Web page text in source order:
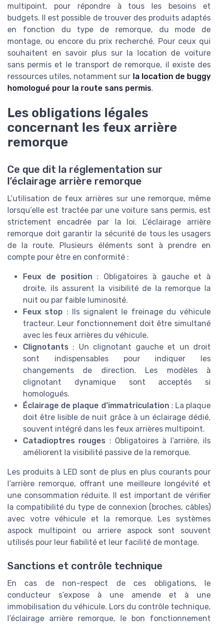
multipoint, pour répondre à tous les besoins et
budgets. Il est possible de trouver des produits adaptés
en fonction du type de remorque, du mode de
montage, ou encore du prix recherché. Pour ceux qui
souhaitent en savoir plus sur la location de voiture
sans permis et le transport de remorque, il existe des
ressources utiles, notamment sur la location de buggy
homologué pour la route sans permis.
Les obligations légales
concernant les feux arrière
remorque
Ce que dit la réglementation sur
l’éclairage arrière remorque
L’utilisation de feux arrières sur une remorque, même
lorsqu’elle est tractée par une voiture sans permis, est
strictement encadrée par la loi. L’éclairage arrière
remorque doit garantir la sécurité de tous les usagers
de la route. Plusieurs éléments sont à prendre en
compte pour être en conformité :
Feux de position : Obligatoires à gauche et à
droite, ils assurent la visibilité de la remorque la
nuit ou par faible luminosité.
Feux stop : Ils signalent le freinage du véhicule
tracteur. Leur fonctionnement doit être simultané
avec les feux arrières du véhicule.
Clignotants : Un clignotant gauche et un droit
sont indispensables pour indiquer les
changements de direction. Les modèles à
clignotant dynamique sont acceptés si
homologués.
Éclairage de plaque d’immatriculation : La plaque
doit être lisible de nuit grâce à un éclairage dédié,
souvent intégré dans les feux arrières multipoint.
Catadioptres rouges : Obligatoires à l’arrière, ils
améliorent la visibilité passive de la remorque.
Les produits à LED sont de plus en plus courants pour
l’arrière remorque, offrant une meilleure longévité et
une consommation réduite. Il est important de vérifier
la compatibilité du type de connexion (broches, câbles)
avec votre véhicule et la remorque. Les systèmes
aspock multipoint ou arriere aspock sont souvent
utilisés pour leur fiabilité et leur facilité de montage.
Sanctions et contrôle technique
En cas de non-respect de ces obligations, le
conducteur s’expose à une amende et à une
immobilisation du véhicule. Lors du contrôle technique,
l’éclairage arrière remorque, le bon fonctionnement